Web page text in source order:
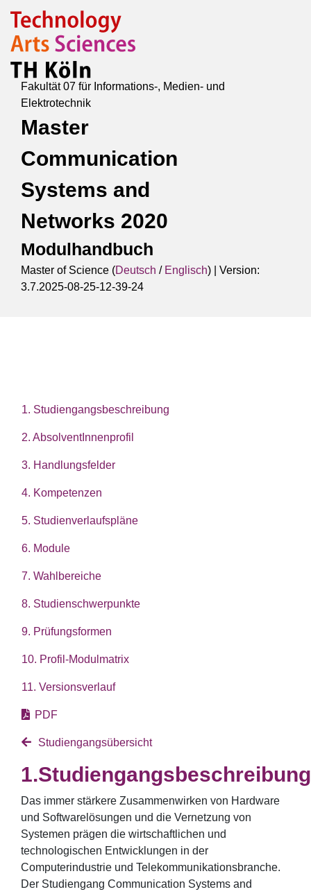
Fakultät 07 für Informations-, Medien- und
Elektrotechnik
Master
Communication
Systems and
Networks 2020
Modulhandbuch
Master of Science (Deutsch / Englisch) | Version:
3.7.2025-08-25-12-39-24
1. Studiengangsbeschreibung
2. AbsolventInnenprofil
3. Handlungsfelder
4. Kompetenzen
5. Studienverlaufspläne
6. Module
7. Wahlbereiche
8. Studienschwerpunkte
9. Prüfungsformen
10. Profil-Modulmatrix
11. Versionsverlauf
PDF
Studiengangsübersicht
Studiengangsbeschreibung
Das immer stärkere Zusammenwirken von Hardware
und Softwarelösungen und die Vernetzung von
Systemen prägen die wirtschaftlichen und
technologischen Entwicklungen in der
Computerindustrie und Telekommunikationsbranche.
Der Studiengang Communication Systems and